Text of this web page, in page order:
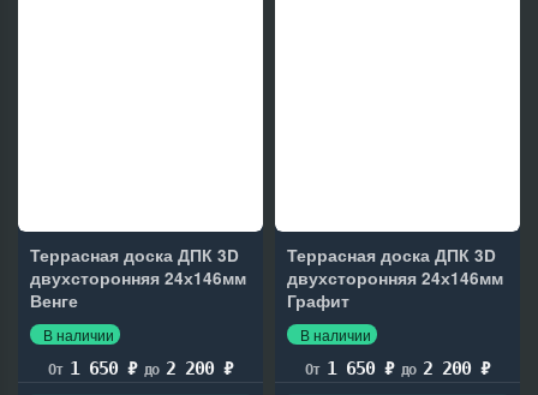
Террасная доска ДПК 3D
двухсторонняя 24х146мм
Венге
В наличии
От 1 650 ₽до 2 200 ₽
Террасная доска ДПК 3D
двухсторонняя 24х146мм
Графит
В наличии
От 1 650 ₽до 2 200 ₽